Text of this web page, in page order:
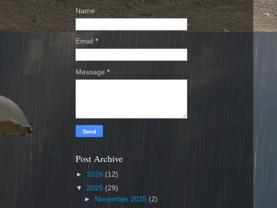
Name
Email *
Message *
Post Archive
► 2026 (12)
▼ 2025 (29)
►
November 2025 (2)